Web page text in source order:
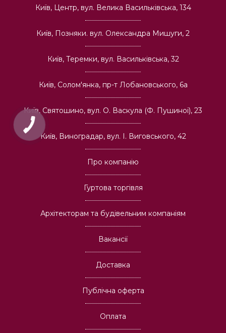
Київ, Центр, вул. Велика Васильківська, 134
Київ, Позняки. вул. Олександра Мишуги, 2
Київ, Теремки, вул. Васильківська, 32
Київ, Солом'янка, пр-т Лобановського, 6а
Київ, Святошино, вул. О. Васкула (Ф. Пушиної), 23
Київ, Виноградар, вул. І. Виговського, 42
Про компанію
Гуртова торгівля
Архітекторам та будівельним компаніям
Вакансії
Доставка
Публічна оферта
Оплата